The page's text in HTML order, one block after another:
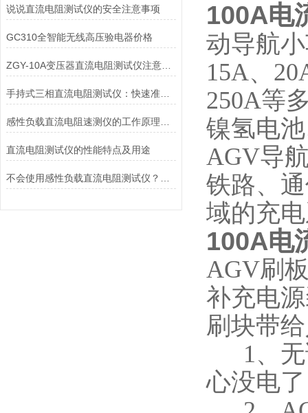
说说直流电阻测试仪的安全注意事项
GC310全智能无线高压验电器价格
ZGY-10A变压器直流电阻测试仪注意事项
手持式三相直流电阻测试仪：快速准确测量电阻的工具
直流电阻测试仪的性能特点及用途
100A电
动导航
15A、
250A等
镍氢电
AGV导
铁路、
域的充
100A电
AGV刷
补充电
刷块带
1、无
心没电